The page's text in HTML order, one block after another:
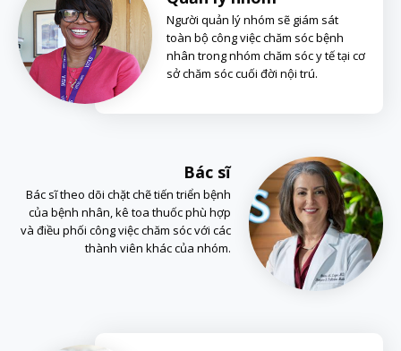
Người quản lý nhóm sẽ giám sát
toàn bộ công việc chăm sóc bệnh
nhân trong nhóm chăm sóc y tế tại cơ
sở chăm sóc cuối đời nội trú.
Bác sĩ
Bác sĩ theo dõi chặt chẽ tiến triển bệnh
của bệnh nhân, kê toa thuốc phù hợp
và điều phối công việc chăm sóc với các
thành viên khác của nhóm.